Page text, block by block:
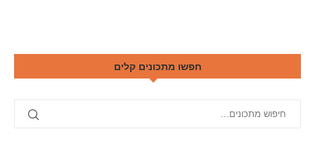
חפשו מתכונים קלים